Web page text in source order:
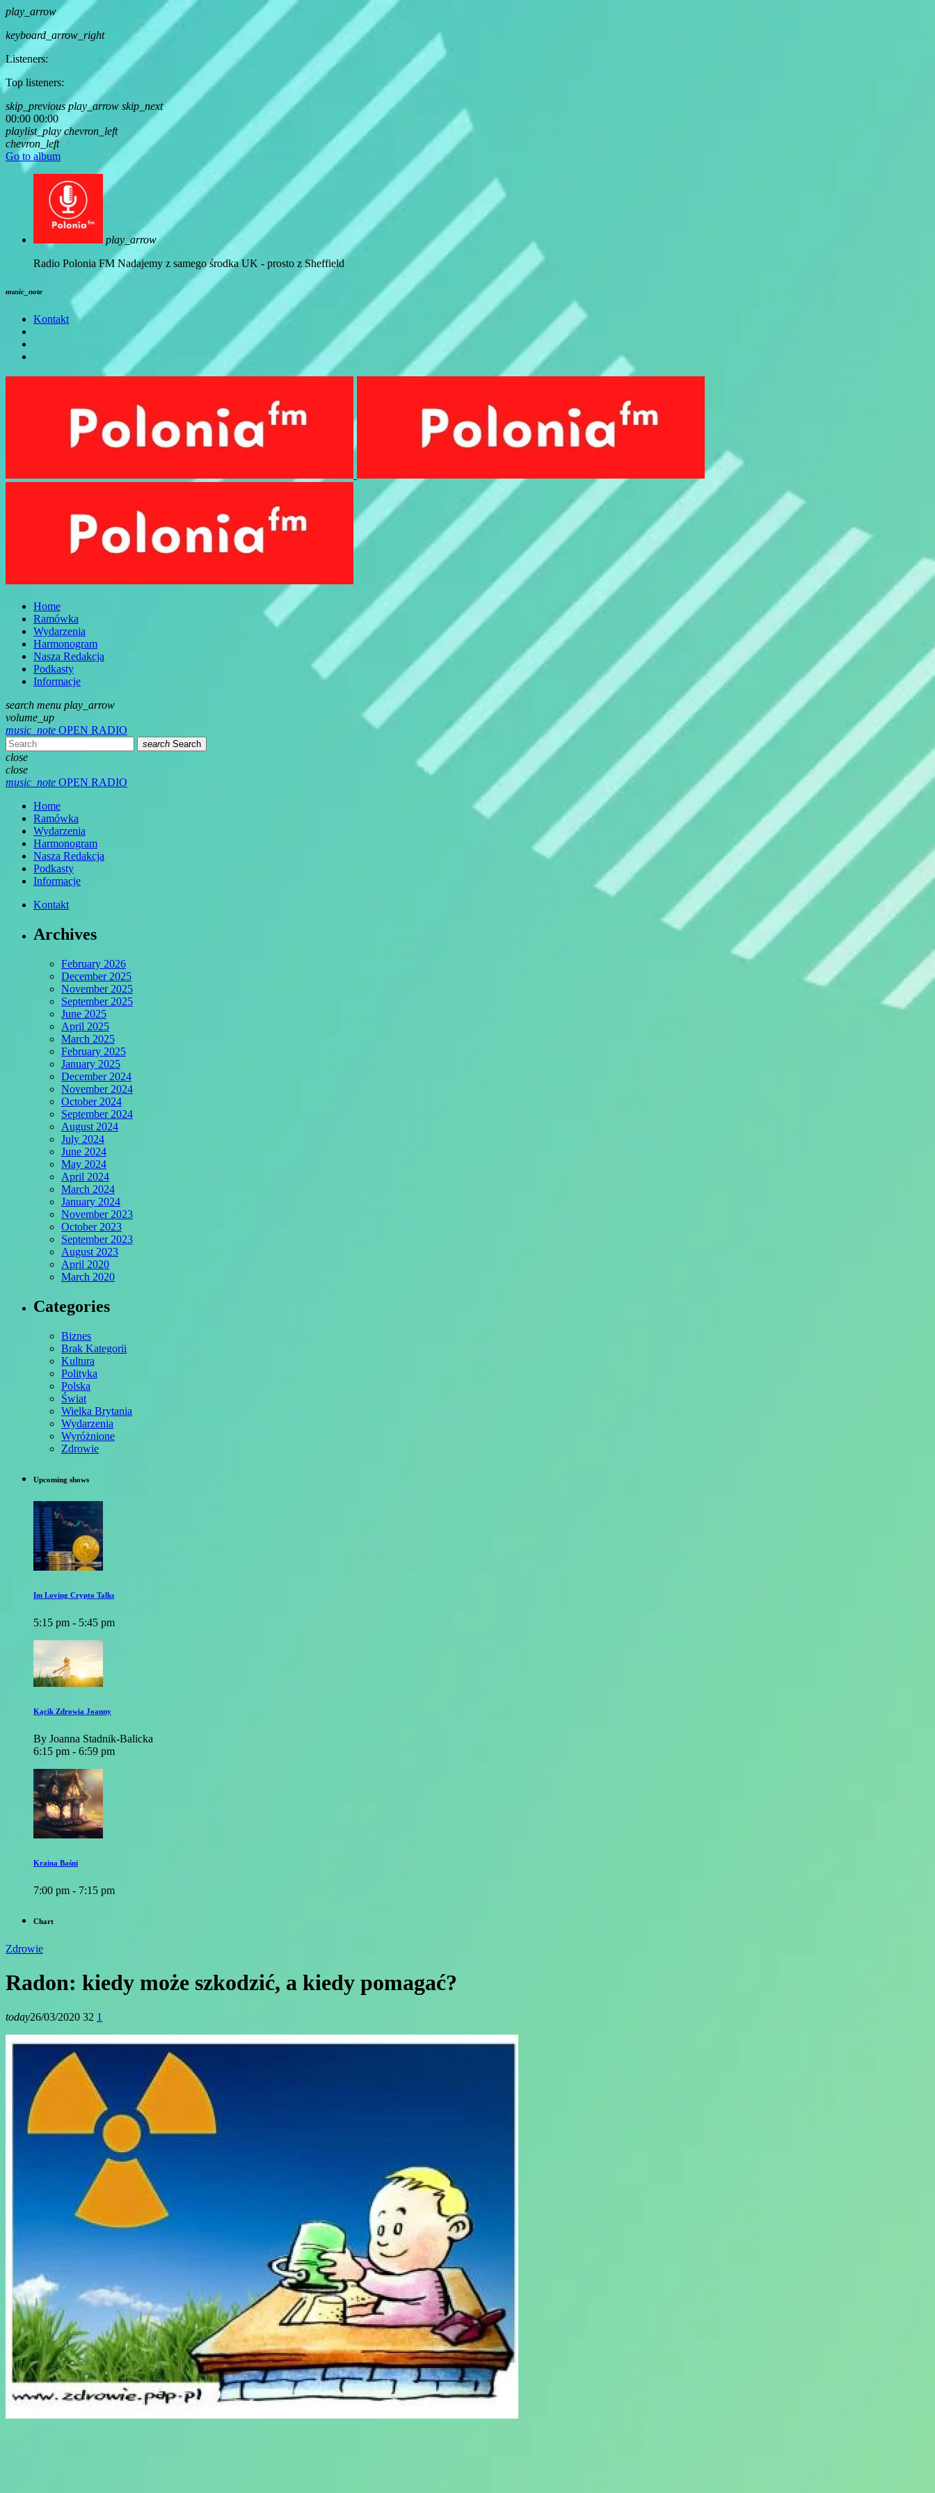
play_arrow
keyboard_arrow_right
Listeners:
Top listeners:
skip_previous play_arrow skip_next
00:00 00:00
playlist_play chevron_left
chevron_left
Go to album
play_arrow
Radio Polonia FM Nadajemy z samego środka UK - prosto z Sheffield
music_note
Kontakt
Home
Ramówka
Wydarzenia
Harmonogram
Nasza Redakcja
Podkasty
Informacje
search menu play_arrow
volume_up
music_note OPEN RADIO
search Search
close
close
music_note OPEN RADIO
Home
Ramówka
Wydarzenia
Harmonogram
Nasza Redakcja
Podkasty
Informacje
Kontakt
Archives
February 2026
December 2025
November 2025
September 2025
June 2025
April 2025
March 2025
February 2025
January 2025
December 2024
November 2024
October 2024
September 2024
August 2024
July 2024
June 2024
May 2024
April 2024
March 2024
January 2024
November 2023
October 2023
September 2023
August 2023
April 2020
March 2020
Categories
Biznes
Brak Kategorii
Kultura
Polityka
Polska
Świat
Wielka Brytania
Wydarzenia
Wyróżnione
Zdrowie
Upcoming shows
Im Loving Crypto Talks
5:15 pm - 5:45 pm
Kącik Zdrowia Joanny
By Joanna Stadnik-Balicka
6:15 pm - 6:59 pm
Kraina Baśni
7:00 pm - 7:15 pm
Chart
Zdrowie
Radon: kiedy może szkodzić, a kiedy pomagać?
today26/03/2020 32 1